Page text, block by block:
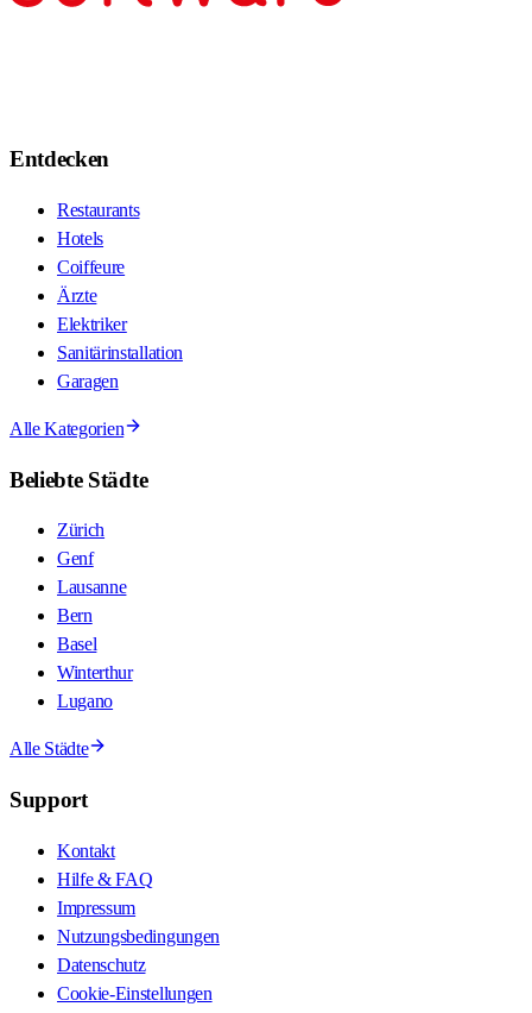
Entdecken
Restaurants
Hotels
Coiffeure
Ärzte
Elektriker
Sanitärinstallation
Garagen
Alle Kategorien
Beliebte Städte
Zürich
Genf
Lausanne
Bern
Basel
Winterthur
Lugano
Alle Städte
Support
Kontakt
Hilfe & FAQ
Impressum
Nutzungsbedingungen
Datenschutz
Cookie-Einstellungen